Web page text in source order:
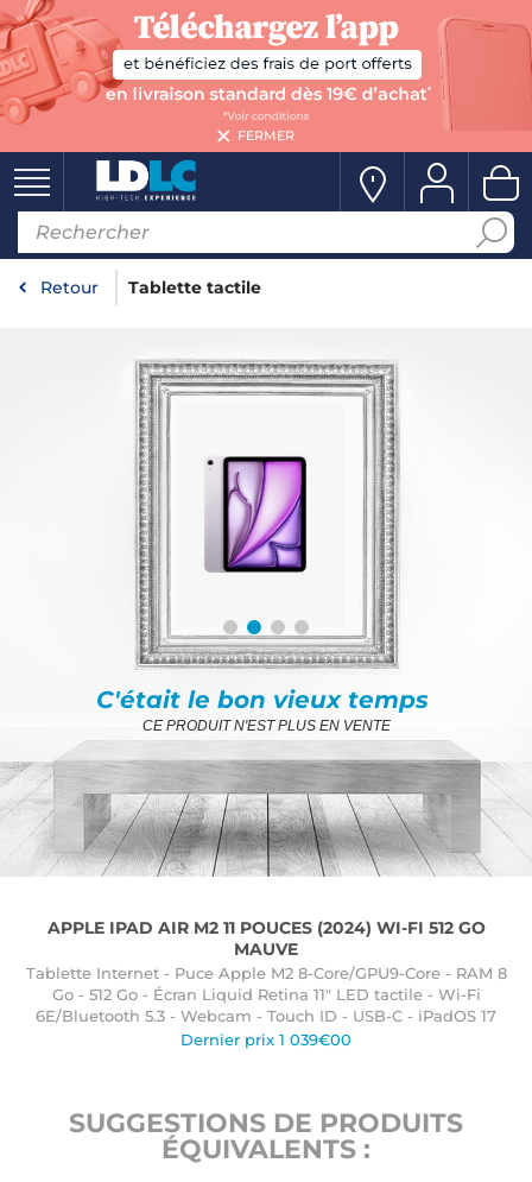
FERMER
Retour Tablette tactile
C'était le bon vieux temps
CE PRODUIT N'EST PLUS EN VENTE
APPLE IPAD AIR M2 11 POUCES (2024) WI-FI 512 GO
MAUVE
Tablette Internet - Puce Apple M2 8-Core/GPU9-Core - RAM 8
Go - 512 Go - Écran Liquid Retina 11" LED tactile - Wi-Fi
6E/Bluetooth 5.3 - Webcam - Touch ID - USB-C - iPadOS 17
Dernier prix 1 039€00
SUGGESTIONS DE PRODUITS
ÉQUIVALENTS :